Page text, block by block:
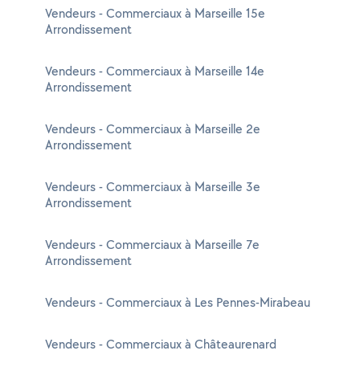
Vendeurs - Commerciaux à Marseille 15e
Arrondissement
Vendeurs - Commerciaux à Marseille 14e
Arrondissement
Vendeurs - Commerciaux à Marseille 2e
Arrondissement
Vendeurs - Commerciaux à Marseille 3e
Arrondissement
Vendeurs - Commerciaux à Marseille 7e
Arrondissement
Vendeurs - Commerciaux à Les Pennes-Mirabeau
Vendeurs - Commerciaux à Châteaurenard